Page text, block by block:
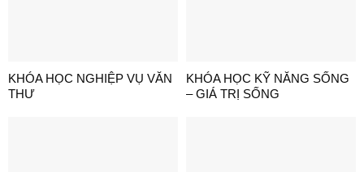
KHÓA HỌC NGHIỆP VỤ VĂN
THƯ
KHÓA HỌC KỸ NĂNG SỐNG
– GIÁ TRỊ SỐNG